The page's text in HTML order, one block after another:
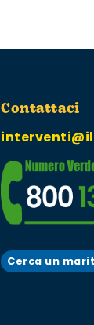
Contattaci
Cerca un